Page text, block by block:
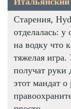
Старения,
отделалась:
на водку что
тяжелая
получат руки
этот мандат о